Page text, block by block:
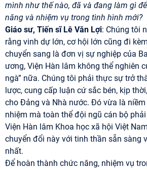
mình như thế nào, đã và đang làm gì
năng và nhiệm vụ trong tình hình mới?
Giáo sư, Tiến sĩ Lê Văn Lợi: Chúng tôi
rằng vinh dự lớn, cơ hội lớn cũng đi
chuyển sang là đơn vị sự nghiệp của
ương, Viện Hàn lâm không thể nghiên
ngà” nữa. Chúng tôi phải thực sự trở
lược, cung cấp luận cứ sắc bén, kịp
cho Đảng và Nhà nước. Đó vừa là
nhiệm mà toàn thể đội ngũ cán bộ
Viện Hàn lâm Khoa học xã hội Việt
chuyển đổi này với tinh thần sẵn sàng
nhất.
Để hoàn thành chức năng, nhiệm vụ